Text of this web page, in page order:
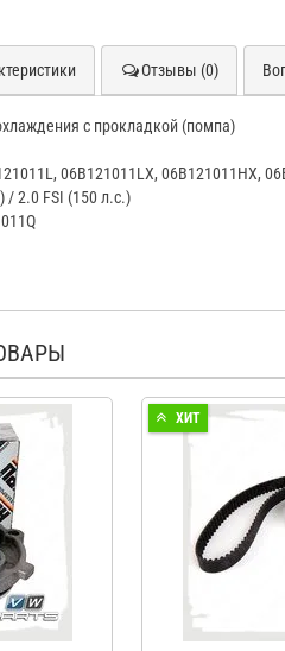
Отзывы (0)
с прокладкой (помпа)
06B121011LX, 06B121011HX,
/ 2.0 FSI (150 л.с.)
ХИТ